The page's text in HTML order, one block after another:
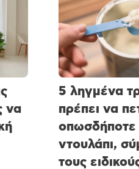
να
5 ληγμένα
πρέπει να
οπωσδήποτε
ντουλάπι,
τους